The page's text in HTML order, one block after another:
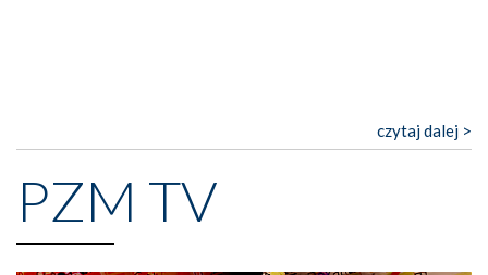
czytaj dalej >
PZM TV